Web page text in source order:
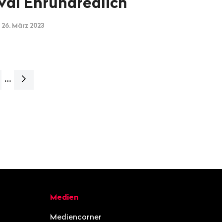
März 2023
…
Nächste
Medien
Mediencorner